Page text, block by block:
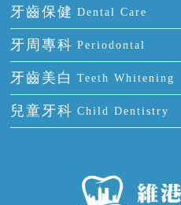
半口缺失
全口缺失
牙齒前突
牙齒稀疏
烤瓷牙
氟斑牙
四環素牙
活動假牙
牙貼面
補牙
智齒
根管治療
拔牙
牙痛
牙齒保健 Dental Care
正確刷牙
全國愛牙日
預防牙病
牙科通識
牙周專科 Periodontal
牙周炎
牙齦出血
牙齦炎
牙齒美白 Teeth Whitening
冷光美白
兒童牙科 Child Dentistry